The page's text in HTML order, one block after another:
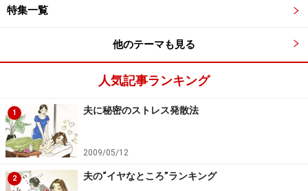
時の気分で、冷蔵庫やスーパーのチラシと相談。見
栄えがするし、手作り感があるし、万人受けする
し、リーズナブル。（30代 専業主婦）
ます。鍋は、食卓に出しても違和感のないすき焼き
鍋を利用。にんにくを炒めて香りを出した後、米を
炒め熱いスープを注ぎ、魚介類、ピーマン等を入れ
て、アルミホイルで蓋をして煮ます。魚介からうま
みが出て、意外とアウトドアでも失敗なくおいしく
作れます。（40代 会社員）
特集一覧
他のテーマも見る
人気記事ランキング
1 夫に秘密のストレス発散法
2009/05/12
2 夫の“イヤなところ”ランキング